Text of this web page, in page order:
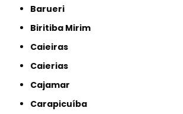
Barueri
Biritiba Mirim
Caieiras
Caierias
Cajamar
Carapicuíba